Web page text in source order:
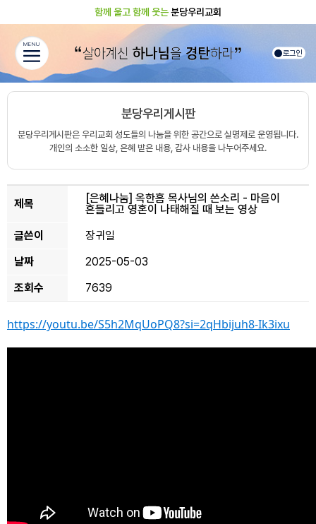
함께 울고 함께 웃는분당우리교회
로그인
MENU
분당우리게시판
분당우리게시판은 우리교회 성도들의 나눔을 위한 공간으로 실명제로 운영됩니다.
개인의 소소한 일상, 은혜 받은 내용, 감사 내용을 나누어주세요.
제목 [은혜나눔] 옥한흠 목사님의 쓴소리 - 마음이
흔들리고 영혼이 나태해질 때 보는 영상
글쓴이
장귀일
날짜
2025-05-03
조회수
7639
https://youtu.be/S5h2MqUoPQ8?si=2qHbijuh8-Ik3ixu